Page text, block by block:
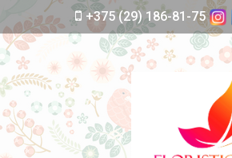
+375 (29) 186-81-75